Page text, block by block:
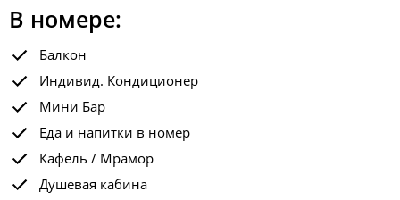
В номере:
Балкон
Индивид. Кондиционер
Мини Бар
Еда и напитки в номер
Кафель / Мрамор
Душевая кабина